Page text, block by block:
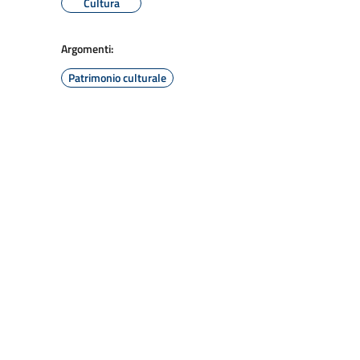
Argomenti:
Patrimonio culturale